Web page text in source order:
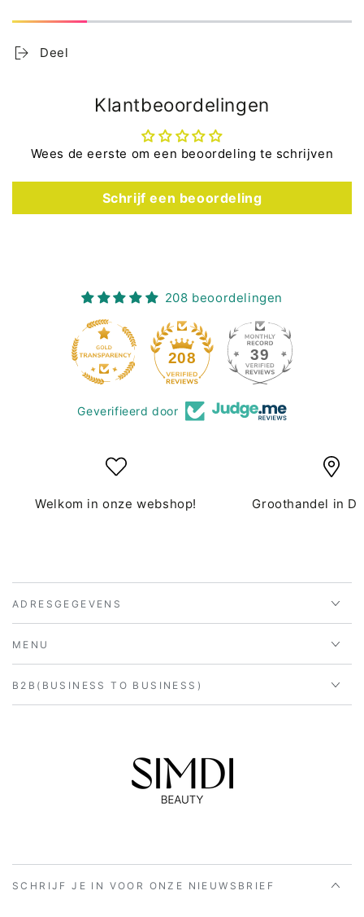
Deel
Klantbeoordelingen
Wees de eerste om een beoordeling te schrijven
Schrijf een beoordeling
208 beoordelingen
208 39
Geverifieerd door
Welkom in onze webshop! Groothandel in
ADRESGEGEVENS
MENU
B2B(BUSINESS TO BUSINESS)
SCHRIJF JE IN VOOR ONZE NIEUWSBRIEF